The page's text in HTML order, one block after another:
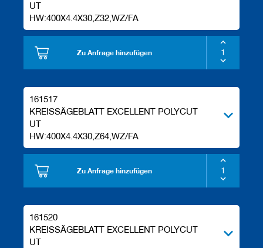
UT
HW:400X4.4X30,Z32,WZ/FA
Zu Anfrage hinzufügen
161517
KREISSÄGEBLATT EXCELLENT POLYCUT
UT
HW:400X4.4X30,Z64,WZ/FA
Zu Anfrage hinzufügen
161520
KREISSÄGEBLATT EXCELLENT POLYCUT
UT